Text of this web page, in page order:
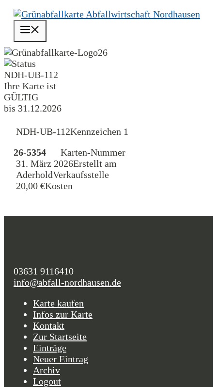
Zum
Inhalt
springen
26
NDH-UB-112
Ihre Karte ist
GÜLTIG
bis 31.12.2026
NDH-UB-112Kennzeichen 1
26-5354
Karten-Nummer
31. März 2026Erstellt am
AderholdVerkaufsstelle
20,00 €Kosten
03631 9116410
info@abfall-nordhausen.de
Karte kaufen
Infos zur Karte
Kontakt
Zur Startseite
Einträge
Neuer Eintrag
Archiv
Logout